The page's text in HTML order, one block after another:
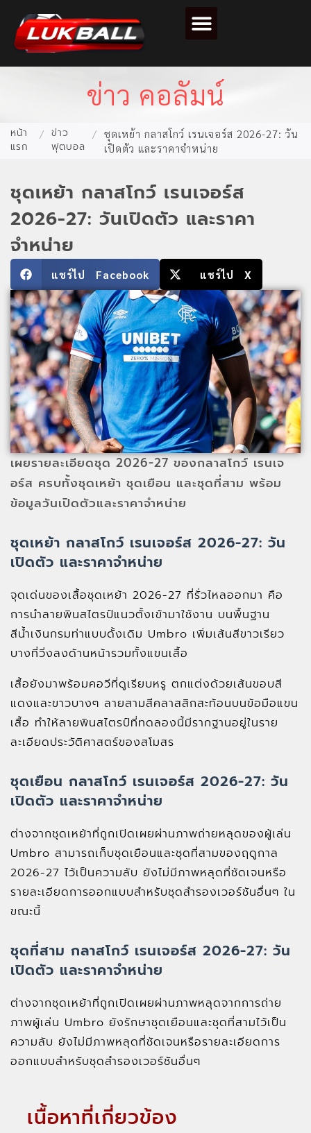
ข่าว คอลัมน์
หน้า
แรก
/ ข่าว
ฟุตบอล
/ ชุดเหย้า กลาสโกว์ เรนเจอร์ส 2026-27: วัน
เปิดตัว และราคาจำหน่าย
ชุดเหย้า กลาสโกว์ เรนเจอร์ส
2026-27: วันเปิดตัว และราคา
จำหน่าย
แชร์ไป Facebook แชร์ไป X
เผยรายละเอียดชุด 2026-27 ของกลาสโกว์ เรนเจ
อร์ส ครบทั้งชุดเหย้า ชุดเยือน และชุดที่สาม พร้อม
ข้อมูลวันเปิดตัวและราคาจำหน่าย
ชุดเหย้า กลาสโกว์ เรนเจอร์ส 2026-27: วัน
เปิดตัว และราคาจำหน่าย
จุดเด่นของเสื้อชุดเหย้า 2026-27 ที่รั่วไหลออกมา คือ
การนำลายพินสไตรป์แนวตั้งเข้ามาใช้งาน บนพื้นฐาน
สีน้ำเงินกรมท่าแบบดั้งเดิม Umbro เพิ่มเส้นสีขาวเรียว
บางที่วิ่งลงด้านหน้ารวมทั้งแขนเสื้อ
เสื้อยังมาพร้อมคอวีที่ดูเรียบหรู ตกแต่งด้วยเส้นขอบสี
แดงและขาวบางๆ ลายสามสีคลาสสิกสะท้อนบนข้อมือแขน
เสื้อ ทำให้ลายพินสไตรป์ที่ทดลองนี้มีรากฐานอยู่ในราย
ละเอียดประวัติศาสตร์ของสโมสร
ชุดเยือน กลาสโกว์ เรนเจอร์ส 2026-27: วัน
เปิดตัว และราคาจำหน่าย
ต่างจากชุดเหย้าที่ถูกเปิดเผยผ่านภาพถ่ายหลุดของผู้เล่น
Umbro สามารถเก็บชุดเยือนและชุดที่สามของฤดูกาล
2026-27 ไว้เป็นความลับ ยังไม่มีภาพหลุดที่ชัดเจนหรือ
รายละเอียดการออกแบบสำหรับชุดสำรองเวอร์ชันอื่นๆ ใน
ขณะนี้
ชุดที่สาม กลาสโกว์ เรนเจอร์ส 2026-27: วัน
เปิดตัว และราคาจำหน่าย
ต่างจากชุดเหย้าที่ถูกเปิดเผยผ่านภาพหลุดจากการถ่าย
ภาพผู้เล่น Umbro ยังรักษาชุดเยือนและชุดที่สามไว้เป็น
ความลับ ยังไม่มีภาพหลุดที่ชัดเจนหรือรายละเอียดการ
ออกแบบสำหรับชุดสำรองเวอร์ชันอื่นๆ
เนื้อหาที่เกี่ยวข้อง